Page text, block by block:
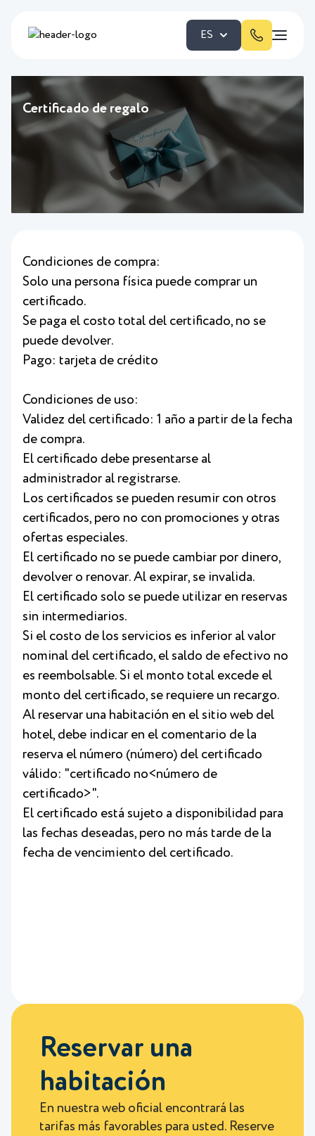
ES
Certificado de regalo
Condiciones de compra:
Solo una persona física puede comprar un
certificado.
Se paga el costo total del certificado, no se
puede devolver.
Pago: tarjeta de crédito
Condiciones de uso:
Validez del certificado: 1 año a partir de la fecha
de compra.
El certificado debe presentarse al
administrador al registrarse.
Los certificados se pueden resumir con otros
certificados, pero no con promociones y otras
ofertas especiales.
El certificado no se puede cambiar por dinero,
devolver o renovar. Al expirar, se invalida.
El certificado solo se puede utilizar en reservas
sin intermediarios.
Si el costo de los servicios es inferior al valor
nominal del certificado, el saldo de efectivo no
es reembolsable. Si el monto total excede el
monto del certificado, se requiere un recargo.
Al reservar una habitación en el sitio web del
hotel, debe indicar en el comentario de la
reserva el número (número) del certificado
válido: "certificado no<número de
certificado>".
El certificado está sujeto a disponibilidad para
las fechas deseadas, pero no más tarde de la
fecha de vencimiento del certificado.
Reservar una
habitación
En nuestra web oficial encontrará las
tarifas más favorables para usted. Reserve